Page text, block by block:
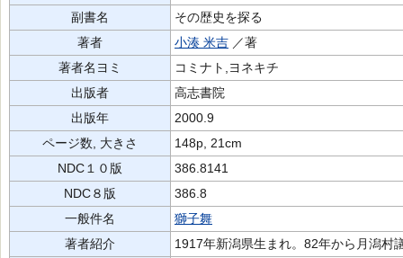
副書名
その歴史を探る
著者
小湊 米吉 ／著
著者名ヨミ
コミナト,ヨネキチ
出版者
高志書院
出版年
2000.9
ページ数, 大きさ
148p, 21cm
NDC１０版
386.8141
NDC８版
386.8
一般件名
獅子舞
著者紹介
1917年新潟県生まれ。82年から月潟村